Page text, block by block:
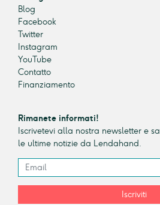
Blog
Facebook
Twitter
Instagram
YouTube
Contatto
Finanziamento
Rimanete informati!
Iscrivetevi alla nostra newsletter e
le ultime notizie da Lendahand.
Iscriviti